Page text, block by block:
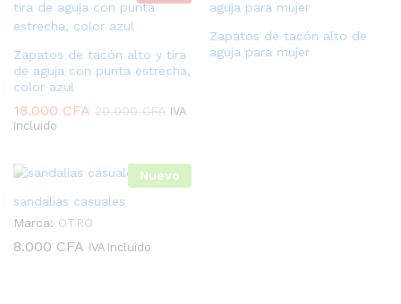
Zapatos de tacón alto y tira
de aguja con punta estrecha,
color azul
18.000 CFA 20.000CFA IVA
Incluido
Zapatos de tacón alto de
aguja para mujer
Nuevo
sandalias casuales
Marca: OTRO
8.000 CFA IVA Incluido